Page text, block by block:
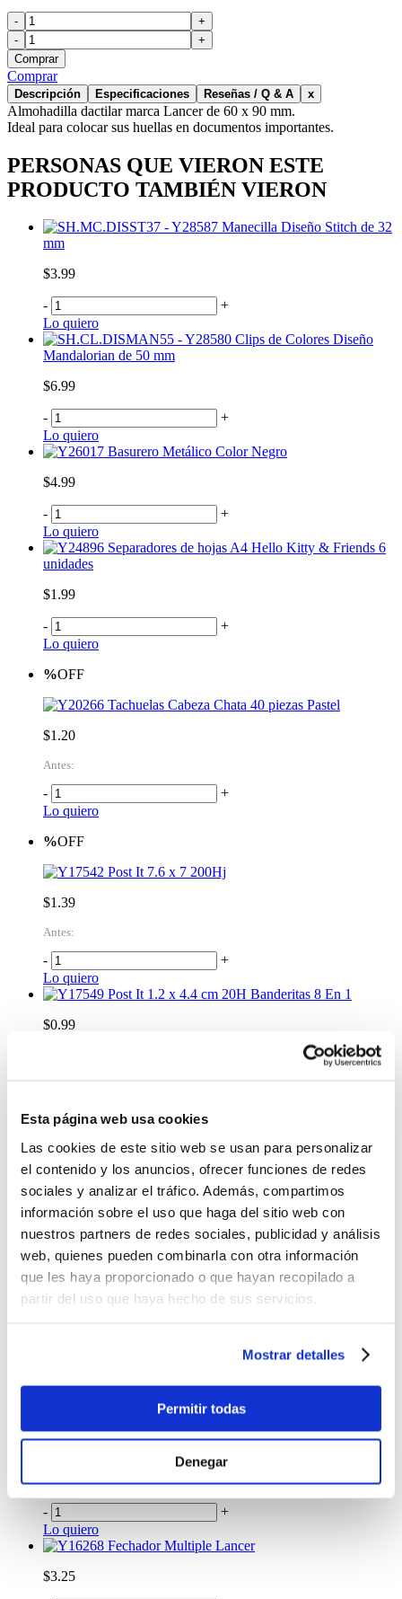
Esta página web usa cookies
Las cookies de este sitio web se usan para personalizar
el contenido y los anuncios, ofrecer funciones de redes
sociales y analizar el tráfico. Además, compartimos
información sobre el uso que haga del sitio web con
nuestros partners de redes sociales, publicidad y análisis
web, quienes pueden combinarla con otra información
que les haya proporcionado o que hayan recopilado a
partir del uso que haya hecho de sus servicios.
Mostrar detalles
Permitir todas
Denegar
-
+
-
+
Comprar
Comprar
Descripción Especificaciones Reseñas / Q & A x
Almohadilla dactilar marca Lancer de 60 x 90 mm.
Ideal para colocar sus huellas en documentos importantes.
PERSONAS QUE VIERON ESTE
PRODUCTO TAMBIÉN VIERON
Manecilla Diseño Stitch de 32
mm
$3.99
-
+
Lo quiero
Clips de Colores Diseño
Mandalorian de 50 mm
$6.99
-
+
Lo quiero
Basurero Metálico Color Negro
$4.99
-
+
Lo quiero
Separadores de hojas A4 Hello Kitty & Friends 6
unidades
$1.99
-
+
Lo quiero
%OFF
Tachuelas Cabeza Chata 40 piezas Pastel
$1.20
Antes:
-
+
Lo quiero
%OFF
Post It 7.6 x 7 200Hj
$1.39
Antes:
-
+
Lo quiero
Post It 1.2 x 4.4 cm 20H Banderitas 8 En 1
$0.99
$1.99
+
Lo quiero
Organizador de Escritorio 13.5 x 8 x 5 cm Negro
$14.98
Lo quiero
BORRADOR PIZARRA PELIKAN
Antes:
-
+
Lo quiero
Fechador Multiple Lancer
$3.25